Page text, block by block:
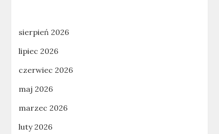
sierpień 2026
lipiec 2026
czerwiec 2026
maj 2026
marzec 2026
luty 2026